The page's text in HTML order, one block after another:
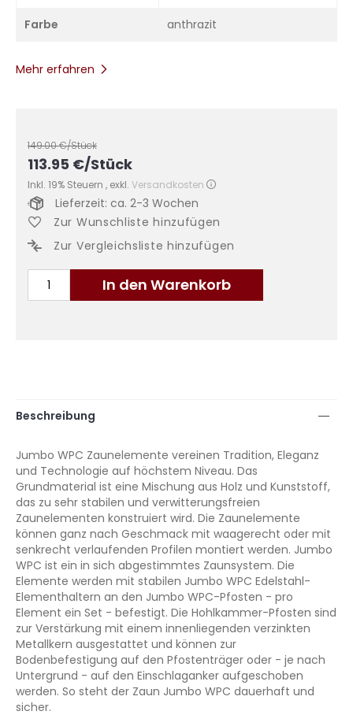
Farbe anthrazit
Mehr erfahren
149.00€/Stück
113.95 €/Stück
Inkl. 19% Steuern , exkl. Versandkosten
In den Warenkorb
Lieferzeit: ca. 2-3 Wochen
Zur Wunschliste hinzufügen
Zur Vergleichsliste hinzufügen
Beschreibung
Jumbo WPC Zaunelemente vereinen Tradition, Eleganz
und Technologie auf höchstem Niveau. Das
Grundmaterial ist eine Mischung aus Holz und Kunststoff,
das zu sehr stabilen und verwitterungsfreien
Zaunelementen konstruiert wird. Die Zaunelemente
können ganz nach Geschmack mit waagerecht oder mit
senkrecht verlaufenden Profilen montiert werden. Jumbo
WPC ist ein in sich abgestimmtes Zaunsystem. Die
Elemente werden mit stabilen Jumbo WPC Edelstahl-
Elementhaltern an den Jumbo WPC-Pfosten - pro
Element ein Set - befestigt. Die Hohlkammer-Pfosten sind
zur Verstärkung mit einem innenliegenden verzinkten
Metallkern ausgestattet und können zur
Bodenbefestigung auf den Pfostenträger oder - je nach
Untergrund - auf den Einschlaganker aufgeschoben
werden. So steht der Zaun Jumbo WPC dauerhaft und
sicher.